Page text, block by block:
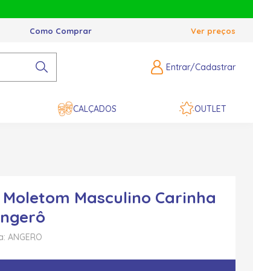
Como Comprar Ver preços
Entrar/Cadastrar
CALÇADOS OUTLET
Masculino Carinha
ANGERO